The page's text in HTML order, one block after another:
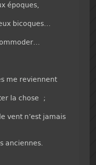
époques,
bicoques…
me reviennent
la chose ;
vent n’est jamais
anciennes.